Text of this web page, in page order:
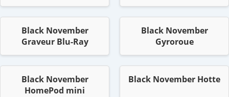
Black November
Graveur Blu-Ray
Black November
Gyroroue
Black November
HomePod mini
Black November Hotte